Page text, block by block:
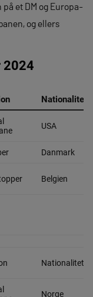
et DM og Europa-
og ellers